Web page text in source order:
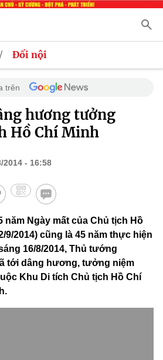
/ Đối nội
trên
hương tưởng
Hồ Chí Minh
2014 - 16:58
năm Ngày mất của Chủ tịch Hồ
9/2014) cũng là 45 năm thực hiện
16/8/2014, Thủ tướng
tới dâng hương, tưởng niệm
Khu Di tích Chủ tịch Hồ Chí